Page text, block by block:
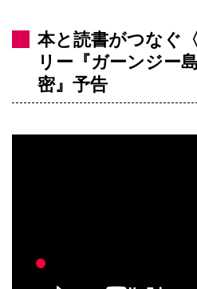
本と読書がつなぐ
リー『ガーンジー
密』予告